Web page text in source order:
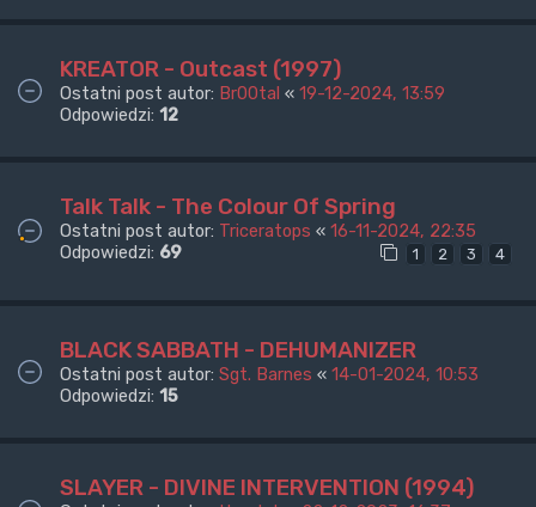
KREATOR - Outcast (1997)
Ostatni post autor: Br00tal « 19-12-2024, 13:59
Odpowiedzi: 12
Talk Talk - The Colour Of Spring
Ostatni post autor: Triceratops « 16-11-2024, 22:35
Odpowiedzi: 69 1 2 3 4
BLACK SABBATH - DEHUMANIZER
Ostatni post autor: Sgt. Barnes « 14-01-2024, 10:53
Odpowiedzi: 15
SLAYER - DIVINE INTERVENTION (1994)